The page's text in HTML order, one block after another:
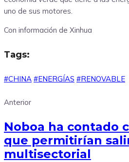
uno de sus motores.
Con información de Xinhua
Tags:
#CHINA #ENERGÍAS #RENOVABLE
Anterior
Noboa ha contado
que permitirían
multisectorial